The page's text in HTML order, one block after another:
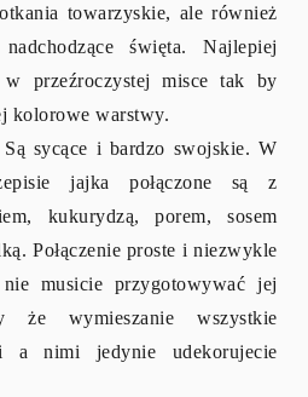
towarzyskie, ale również
święta. Najlepiej
w przeźroczystej misce tak by
kolorowe warstwy.
sycące i bardzo swojskie. W
jajka połączone są z
kukurydzą, porem, sosem
Połączenie proste i niezwykle
musicie przygotowywać jej
że wymieszanie wszystkie
a nimi jedynie udekorujecie